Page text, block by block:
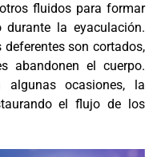
fluidos para formar
la eyaculación.
son cortados,
abandonen el cuerpo.
ocasiones, la
el flujo de los